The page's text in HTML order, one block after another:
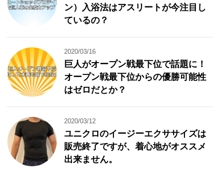
ン）入浴法はアスリートが今注目し
ているの？
2020/03/16
巨人がオープン戦最下位で話題に！
オープン戦最下位からの優勝可能性
はゼロだとか？
2020/03/12
ユニクロのイージーエクササイズは
販売終了ですが、着心地がオススメ
出来ません。